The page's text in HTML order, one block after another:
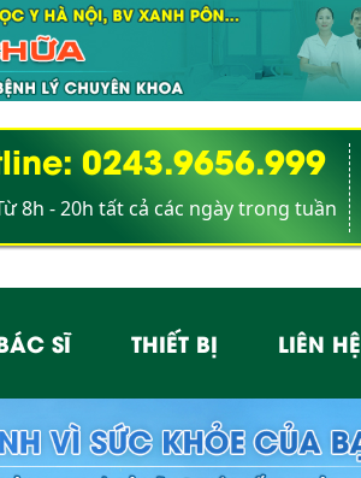
0243.9656.999
8h - 20h tất cả các ngày trong tuần
SĨ THIẾT BỊ LIÊN HỆ